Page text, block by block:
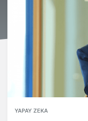
YAPAY ZEKA